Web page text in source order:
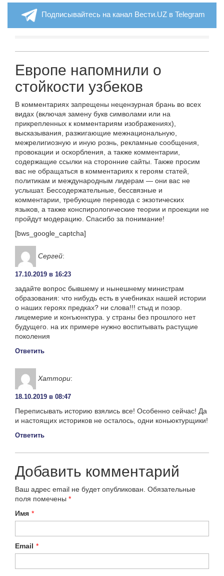
Подписывайтесь на канал Вести.UZ в Telegram
Европе напомнили о
стойкости узбеков
В комментариях запрещены нецензурная брань во всех
видах (включая замену букв символами или на
прикрепленных к комментариям изображениях),
высказывания, разжигающие межнациональную,
межрелигиозную и иную рознь, рекламные сообщения,
провокации и оскорбления, а также комментарии,
содержащие ссылки на сторонние сайты. Также просим
вас не обращаться в комментариях к героям статей,
политикам и международным лидерам — они вас не
услышат. Бессодержательные, бессвязные и
комментарии, требующие перевода с экзотических
языков, а также конспирологические теории и проекции не
пройдут модерацию. Спасибо за понимание!
[bws_google_captcha]
Сергей:
17.10.2019 в 16:23
задайте вопрос бывшему и нынешнему министрам
образования: что нибудь есть в учебниках нашей истории
о наших героях предках? ни слова!!! стыд и позор.
лицемерие и конъюнктура. у страны без прошлого нет
будущего. на их примере нужно воспитывать растущие
поколения
Ответить
Хаттори:
18.10.2019 в 08:47
Переписывать историю взялись все! Особенно сейчас! Да
и настоящих историков не осталось, одни коньюктурщики!
Ответить
Добавить комментарий
Ваш адрес email не будет опубликован. Обязательные
поля помечены *
Имя *
Email *